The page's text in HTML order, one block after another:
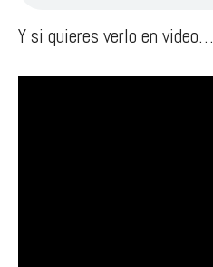
Y si quieres verlo en video…